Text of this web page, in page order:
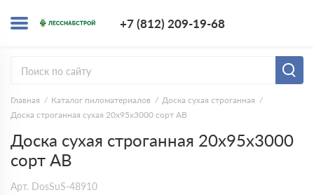
+7 (812) 209-19-68
Главная Каталог пиломатериалов
Доска сухая строганная
Доска строганная сухая 20х95х3000 сорт АВ
Доска сухая строганная 20х95х3000
сорт АВ
Арт. DosSuS-48910